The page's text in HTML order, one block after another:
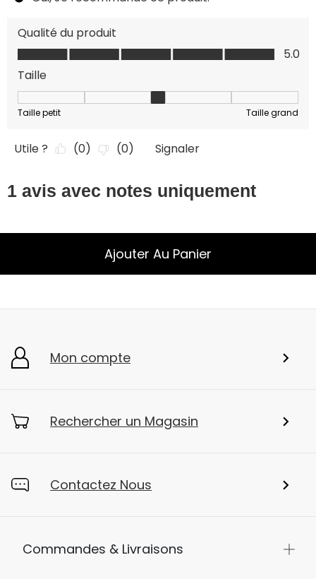
Ajouter Au Panier
Mon compte
Rechercher un Magasin
Contactez Nous
Commandes & Livraisons